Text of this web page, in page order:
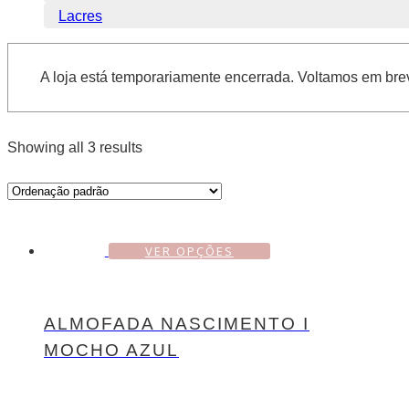
Lacres
A loja está temporariamente encerrada. Voltamos em
Showing all 3 results
VER OPÇÕES
ALMOFADA NASCIMENTO I
MOCHO AZUL